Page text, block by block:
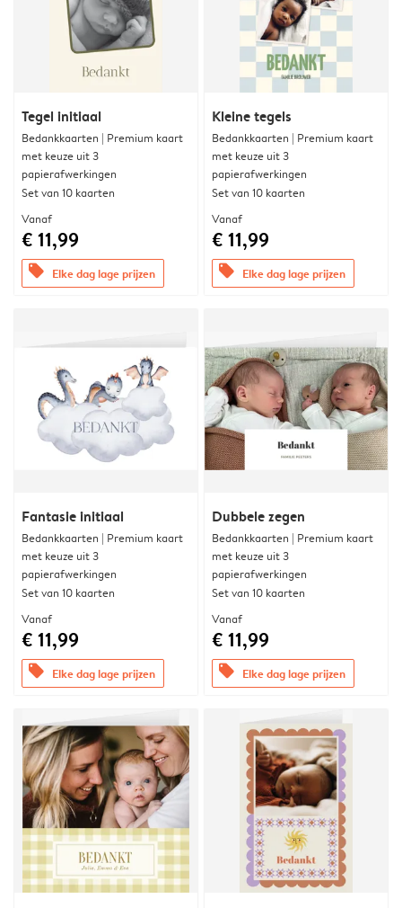
Tegel initiaal
Bedankkaarten | Premium kaart
met keuze uit 3
papierafwerkingen
Set van 10 kaarten
Vanaf
€ 11,99
offers Elke dag lage prijzen
Kleine tegels
Bedankkaarten | Premium kaart
met keuze uit 3
papierafwerkingen
Set van 10 kaarten
Vanaf
€ 11,99
offers Elke dag lage prijzen
Fantasie initiaal
Bedankkaarten | Premium kaart
met keuze uit 3
papierafwerkingen
Set van 10 kaarten
Vanaf
€ 11,99
offers Elke dag lage prijzen
Dubbele zegen
Bedankkaarten | Premium kaart
met keuze uit 3
papierafwerkingen
Set van 10 kaarten
Vanaf
€ 11,99
offers Elke dag lage prijzen